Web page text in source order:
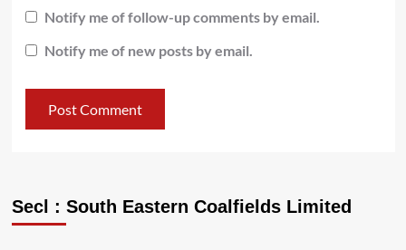
Notify me of follow-up comments by email.
Notify me of new posts by email.
Secl : South Eastern Coalfields Limited